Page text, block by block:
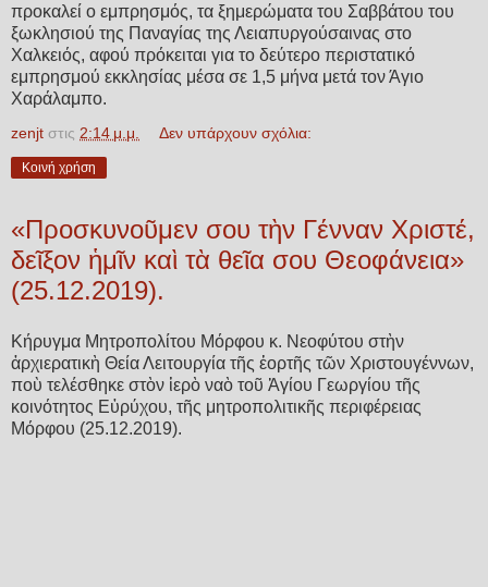
προκαλεί ο εμπρησμός, τα ξημερώματα του Σαββάτου του
ξωκλησιού της Παναγίας της Λειαπυργούσαινας στο
Χαλκειός, αφού πρόκειται για το δεύτερο περιστατικό
εμπρησμού εκκλησίας μέσα σε 1,5 μήνα μετά τον Άγιο
Χαράλαμπο.
zenjt στις 2:14 μ.μ. Δεν υπάρχουν σχόλια:
Κοινή χρήση
«Προσκυνοῦμεν σου τὴν Γένναν Χριστέ,
δεῖξον ἡμῖν καὶ τὰ θεῖα σου Θεοφάνεια»
(25.12.2019).
Κήρυγμα Μητροπολίτου Μόρφου κ. Νεοφύτου στὴν
ἀρχιερατικὴ Θεία Λειτουργία τῆς ἑορτῆς τῶν Χριστουγέννων,
ποὺ τελέσθηκε στὸν ἱερὸ ναὸ τοῦ Ἁγίου Γεωργίου τῆς
κοινότητος Εὐρύχου, τῆς μητροπολιτικῆς περιφέρειας
Μόρφου (25.12.2019).